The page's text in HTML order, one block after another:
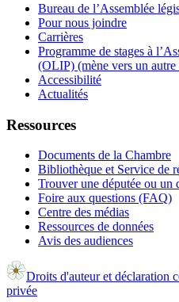
Bureau de l’Assemblée
Pour nous joindre
Carrières
Programme de stages à
(OLIP) (mène vers un
Accessibilité
Actualités
Ressources
Documents de la Chambre
Bibliothèque et Service de
Trouver une députée ou un
Foire aux questions (FAQ)
Centre des médias
Ressources de données
Avis des audiences
Droits d'auteur et déclaration
privée